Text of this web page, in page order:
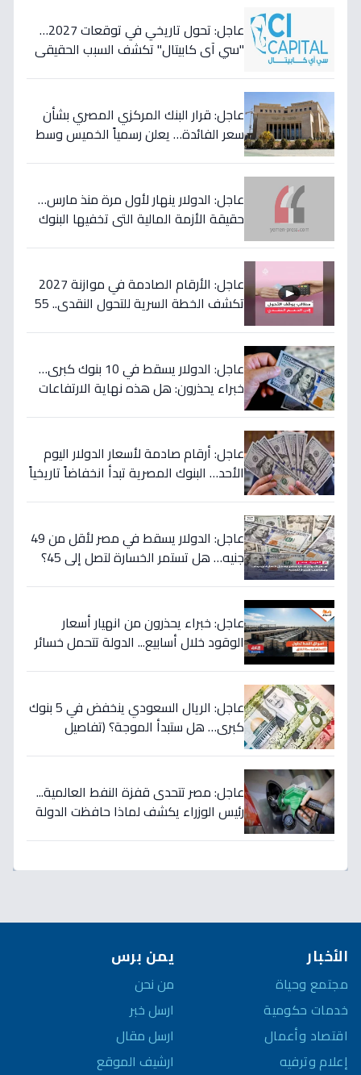
عاجل: تحول تاريخي في توقعات 2027…
"سي آي كابيتال" تكشف السبب الحقيقي
عاجل: قرار البنك المركزي المصري بشأن
سعر الفائدة… يعلن رسمياً الخميس وسط
عاجل: الدولار ينهار لأول مرة منذ مارس…
حقيقة الأزمة المالية التي تخفيها البنوك
عاجل: الأرقام الصادمة في موازنة 2027
تكشف الخطة السرية للتحول النقدي.. 55
عاجل: الدولار يسقط في 10 بنوك كبرى…
خبراء يحذرون: هل هذه نهاية الارتفاعات
عاجل: أرقام صادمة لأسعار الدولار اليوم
الأحد… البنوك المصرية تبدأ انخفاضاً تاريخياً
عاجل: الدولار يسقط في مصر لأقل من 49
جنيه… هل تستمر الخسارة لتصل إلى 45؟
عاجل: خبراء يحذرون من انهيار أسعار
الوقود خلال أسابيع... الدولة تتحمل خسائر
عاجل: الريال السعودي ينخفض في 5 بنوك
كبرى… هل ستبدأ الموجة؟ (تفاصيل
عاجل: مصر تتحدى قفزة النفط العالمية...
رئيس الوزراء يكشف لماذا حافظت الدولة
الأخبار
مجتمع وحياة
خدمات حكومية
اقتصاد وأعمال
إعلام وترفيه
يمن برس
من نحن
ارسل خبر
ارسل مقال
ارشيف الموقع